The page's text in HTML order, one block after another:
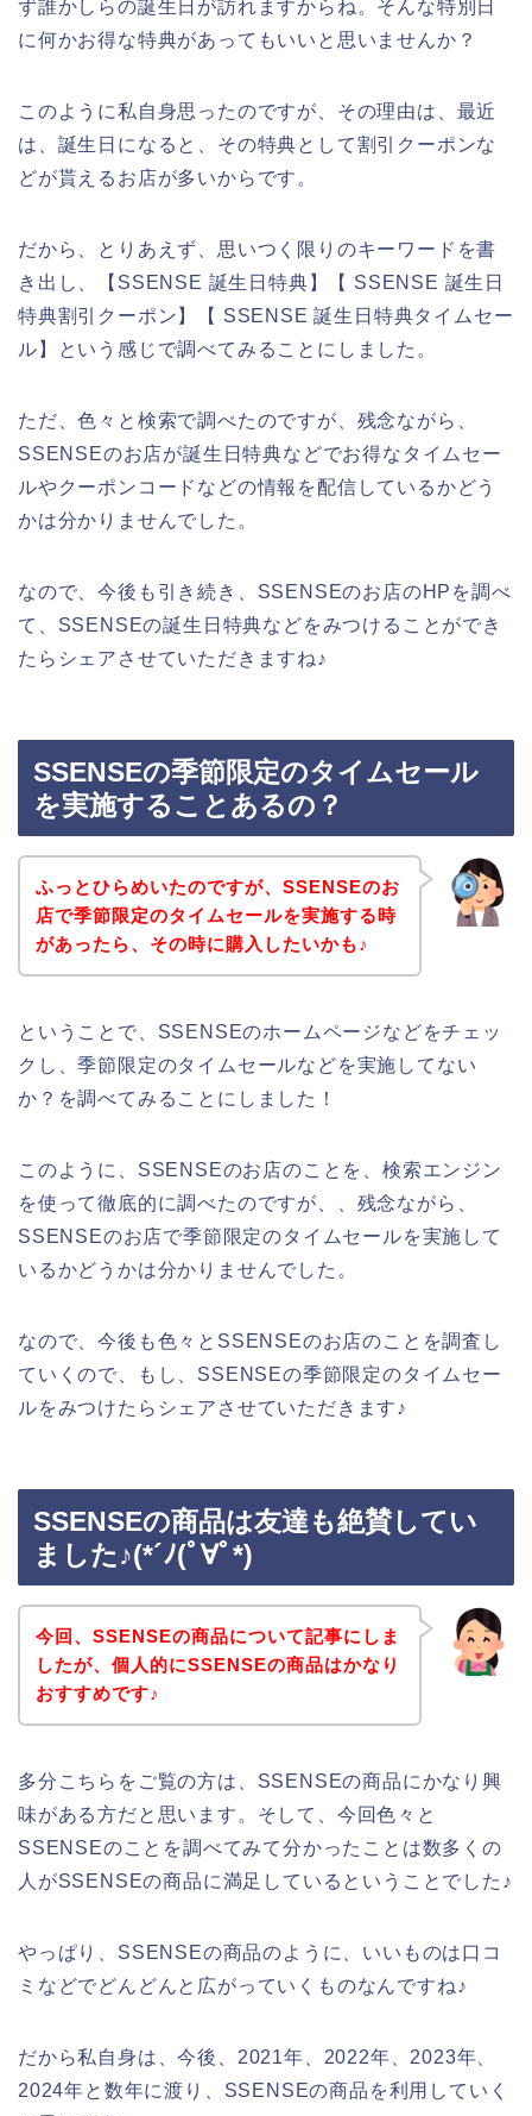
ず誰かしらの誕生日が訪れますからね。そんな特別日
に何かお得な特典があってもいいと思いませんか？
このように私自身思ったのですが、その理由は、最近
は、誕生日になると、その特典として割引クーポンな
どが貰えるお店が多いからです。
だから、とりあえず、思いつく限りのキーワードを書
き出し、【SSENSE 誕生日特典】【 SSENSE 誕生日
特典割引クーポン】【 SSENSE 誕生日特典タイムセー
ル】という感じで調べてみることにしました。
ただ、色々と検索で調べたのですが、残念ながら、
SSENSEのお店が誕生日特典などでお得なタイムセー
ルやクーポンコードなどの情報を配信しているかどう
かは分かりませんでした。
なので、今後も引き続き、SSENSEのお店のHPを調べ
て、SSENSEの誕生日特典などをみつけることができ
たらシェアさせていただきますね♪
SSENSEの季節限定のタイムセール
を実施することあるの？
ふっとひらめいたのですが、SSENSEのお
店で季節限定のタイムセールを実施する時
があったら、その時に購入したいかも♪
ということで、SSENSEのホームページなどをチェッ
クし、季節限定のタイムセールなどを実施してない
か？を調べてみることにしました！
このように、SSENSEのお店のことを、検索エンジン
を使って徹底的に調べたのですが、、残念ながら、
SSENSEのお店で季節限定のタイムセールを実施して
いるかどうかは分かりませんでした。
なので、今後も色々とSSENSEのお店のことを調査し
ていくので、もし、SSENSEの季節限定のタイムセー
ルをみつけたらシェアさせていただきます♪
SSENSEの商品は友達も絶賛してい
ました♪(*´ﾉ(ﾟ∀ﾟ*)
今回、SSENSEの商品について記事にしま
したが、個人的にSSENSEの商品はかなり
おすすめです♪
多分こちらをご覧の方は、SSENSEの商品にかなり興
味がある方だと思います。そして、今回色々と
SSENSEのことを調べてみて分かったことは数多くの
人がSSENSEの商品に満足しているということでした♪
やっぱり、SSENSEの商品のように、いいものは口コ
ミなどでどんどんと広がっていくものなんですね♪
だから私自身は、今後、2021年、2022年、2023年、
2024年と数年に渡り、SSENSEの商品を利用していく